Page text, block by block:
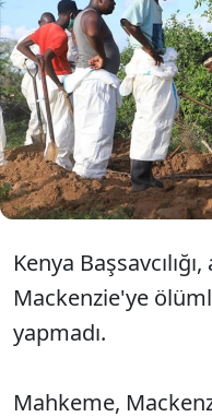
Paul
Kenya
Mackenzie'ye
yapmadı.
Mahkeme,